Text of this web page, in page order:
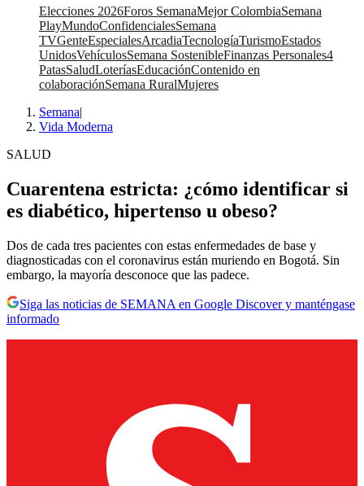
Elecciones 2026Foros SemanaMejor ColombiaSemana
PlayMundoConfidencialesSemana
TVGenteEspecialesArcadiaTecnologíaTurismoEstados
UnidosVehículosSemana SostenibleFinanzas Personales4
PatasSaludLoteríasEducaciónContenido en
colaboraciónSemana RuralMujeres
Semana|
Vida Moderna
SALUD
Cuarentena estricta: ¿cómo identificar si
es diabético, hipertenso u obeso?
Dos de cada tres pacientes con estas enfermedades de base y
diagnosticadas con el coronavirus están muriendo en Bogotá. Sin
embargo, la mayoría desconoce que las padece.
Siga las noticias de SEMANA en Google Discover y manténgase
informado